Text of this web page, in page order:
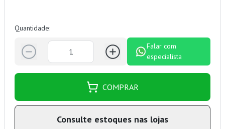
Quantidade:
Falar com
especialista
COMPRAR
Consulte estoques nas lojas